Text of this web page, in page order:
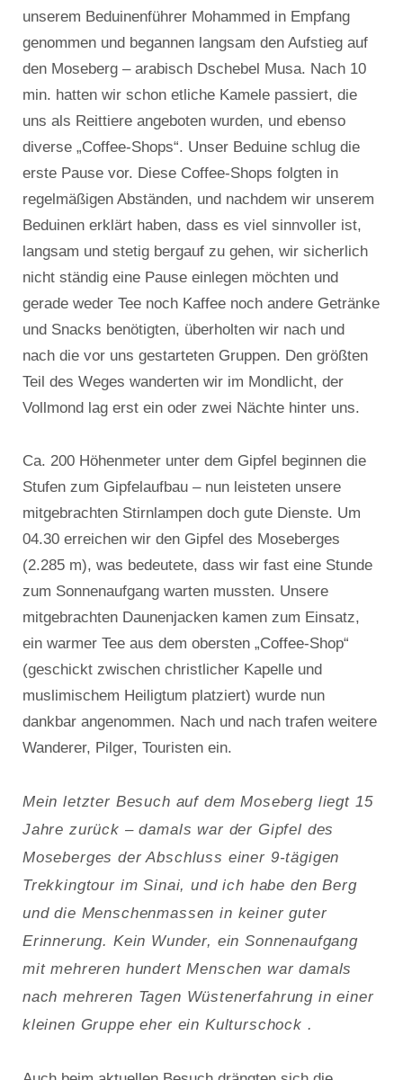
unserem Beduinenführer Mohammed in Empfang
genommen und begannen langsam den Aufstieg auf
den Moseberg – arabisch Dschebel Musa. Nach 10
min. hatten wir schon etliche Kamele passiert, die
uns als Reittiere angeboten wurden, und ebenso
diverse „Coffee-Shops“. Unser Beduine schlug die
erste Pause vor. Diese Coffee-Shops folgten in
regelmäßigen Abständen, und nachdem wir unserem
Beduinen erklärt haben, dass es viel sinnvoller ist,
langsam und stetig bergauf zu gehen, wir sicherlich
nicht ständig eine Pause einlegen möchten und
gerade weder Tee noch Kaffee noch andere Getränke
und Snacks benötigten, überholten wir nach und
nach die vor uns gestarteten Gruppen. Den größten
Teil des Weges wanderten wir im Mondlicht, der
Vollmond lag erst ein oder zwei Nächte hinter uns.
Ca. 200 Höhenmeter unter dem Gipfel beginnen die
Stufen zum Gipfelaufbau – nun leisteten unsere
mitgebrachten Stirnlampen doch gute Dienste. Um
04.30 erreichen wir den Gipfel des Moseberges
(2.285 m), was bedeutete, dass wir fast eine Stunde
zum Sonnenaufgang warten mussten. Unsere
mitgebrachten Daunenjacken kamen zum Einsatz,
ein warmer Tee aus dem obersten „Coffee-Shop“
(geschickt zwischen christlicher Kapelle und
muslimischem Heiligtum platziert) wurde nun
dankbar angenommen. Nach und nach trafen weitere
Wanderer, Pilger, Touristen ein.
Mein letzter Besuch auf dem Moseberg liegt 15
Jahre zurück – damals war der Gipfel des
Moseberges der Abschluss einer 9-tägigen
Trekkingtour im Sinai, und ich habe den Berg
und die Menschenmassen in keiner guter
Erinnerung. Kein Wunder, ein Sonnenaufgang
mit mehreren hundert Menschen war damals
nach mehreren Tagen Wüstenerfahrung in einer
kleinen Gruppeeher ein Kulturschock .